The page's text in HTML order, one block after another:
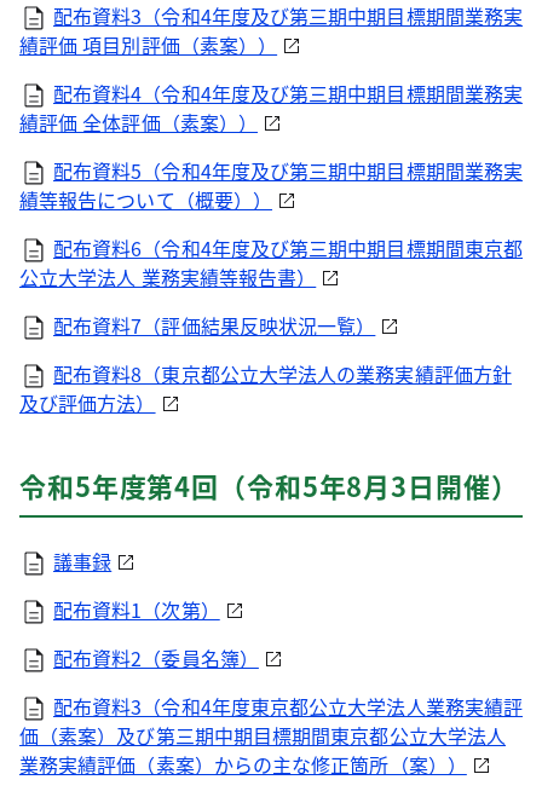
配布資料3（令和4年度及び第三期中期目標期間業務実
績評価 項目別評価（素案））
配布資料4（令和4年度及び第三期中期目標期間業務実
績評価 全体評価（素案））
配布資料5（令和4年度及び第三期中期目標期間業務実
績等報告について（概要））
配布資料6（令和4年度及び第三期中期目標期間東京都
公立大学法人 業務実績等報告書）
配布資料7（評価結果反映状況一覧）
配布資料8（東京都公立大学法人の業務実績評価方針
及び評価方法）
令和5年度第4回（令和5年8月3日開催）
議事録
配布資料1（次第）
配布資料2（委員名簿）
配布資料3（令和4年度東京都公立大学法人業務実績評
価（素案）及び第三期中期目標期間東京都公立大学法人
業務実績評価（素案）からの主な修正箇所（案））